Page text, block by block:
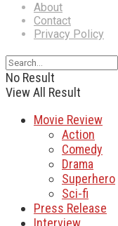
About
Contact
Privacy Policy
No Result
View All Result
Movie Review
Action
Comedy
Drama
Superhero
Sci-fi
Press Release
Interview